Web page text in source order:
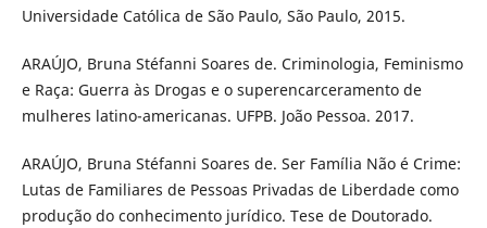
Universidade Católica de São Paulo, São Paulo, 2015.
ARAÚJO, Bruna Stéfanni Soares de. Criminologia, Feminismo
e Raça: Guerra às Drogas e o superencarceramento de
mulheres latino-americanas. UFPB. João Pessoa. 2017.
ARAÚJO, Bruna Stéfanni Soares de. Ser Família Não é Crime:
Lutas de Familiares de Pessoas Privadas de Liberdade como
produção do conhecimento jurídico. Tese de Doutorado.